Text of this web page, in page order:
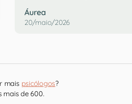
Áurea
20/maio/2026
mais psicólogos?
mais de 600.